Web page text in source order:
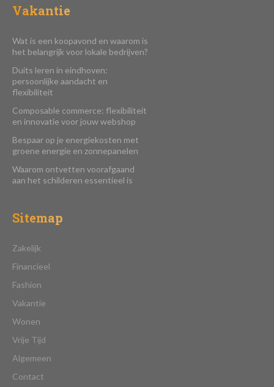
Vakantie
Wat is een koopavond en waarom is
het belangrijk voor lokale bedrijven?
Duits leren in eindhoven:
persoonlijke aandacht en
flexibiliteit
Composable commerce: flexibiliteit
en innovatie voor jouw webshop
Bespaar op je energiekosten met
groene energie en zonnepanelen
Waarom ontvetten voorafgaand
aan het schilderen essentieel is
Sitemap
Zakelijk
Financieel
Fashion
Vakantie
Wonen
Vrije Tijd
Algemeen
Contact